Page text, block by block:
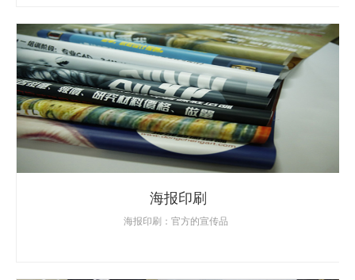
海报印刷
海报印刷：官方的宣传品